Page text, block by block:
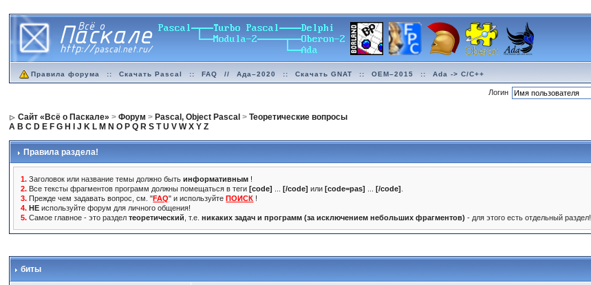
Правила форума :: Скачать Pascal :: FAQ // Ада–2020 :: Скачать GNAT :: OEM–2015 :: Ada -> C/C++
Логин
Сайт «Всё о Паскале» >Форум > Pascal, Object Pascal >Теоретические вопросы
A B C D E F G H J K L M N O P Q R S T U V W X Y Z
Правила раздела!
1. Заголовок или название темы должно бытьинформативным !
2. Все тексты фрагментов программ должны помещаться в теги[code] ...[/code] или[code=pas] ...[/code]
3. Прежде чем задавать вопрос, см. "FAQ" и используйтеПОИСК !
4. НЕ используйте форум для личного общения!
5. Самое главное - это разделтеоретический , т.е.никаких задач и программ (за исключением небольших фрагментов) - для этого есть отдельный раздел!
биты